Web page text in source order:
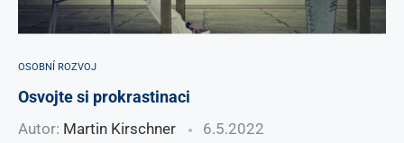
OSOBNÍ ROZVOJ
Osvojte si prokrastinaci
Autor: Martin Kirschner 6.5.2022